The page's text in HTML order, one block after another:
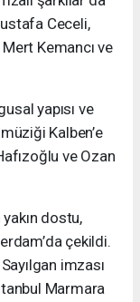
Ceceli,
Kemancı ve
yapısı ve
Kalben’e
ve Ozan
dostu,
çekildi.
imzası
Marmara